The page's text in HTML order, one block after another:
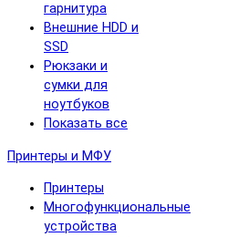
гарнитура
Внешние HDD и
SSD
Рюкзаки и
сумки для
ноутбуков
Показать все
Принтеры и МФУ
Принтеры
Многофункциональные
устройства